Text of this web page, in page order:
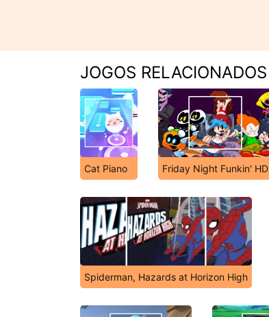
JOGOS RELACIONADOS
Cat Piano Friday Night Funkin' HD
Spiderman, Hazards at Horizon High